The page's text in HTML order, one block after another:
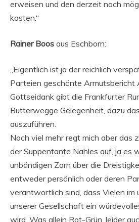
erweisen und den derzeit noch
kosten.“
Rainer Boos aus Eschborn:
„Eigentlich ist ja der reichlich
Parteien geschönte Armutsbericht
Gottseidank gibt die Frankfurter
Butterwegge Gelegenheit, dazu
auszuführen.
Noch viel mehr regt mich aber das
der Suppentante Nahles auf, ja es
unbändigen Zorn über die
entweder persönlich oder deren
verantwortlich sind, dass Vielen im
unserer Gesellschaft ein
wird. Was allein Rot-Grün, leider